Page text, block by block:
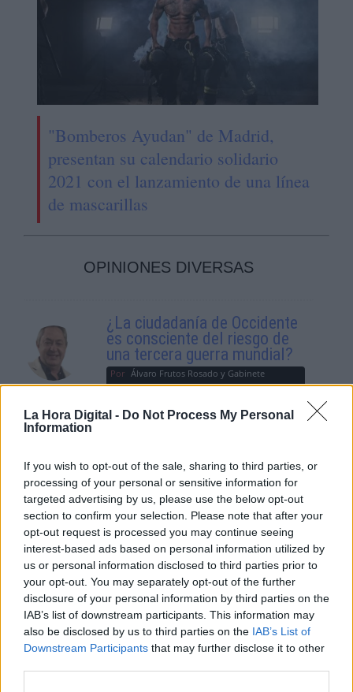
La Hora Digital - Do Not Process My Personal
Information
If you wish to opt-out of the sale, sharing to third parties, or
processing of your personal or sensitive information for
targeted advertising by us, please use the below opt-out
section to confirm your selection. Please note that after your
opt-out request is processed you may continue seeing
interest-based ads based on personal information utilized by
us or personal information disclosed to third parties prior to
your opt-out. You may separately opt-out of the further
disclosure of your personal information by third parties on the
IAB’s list of downstream participants. This information may
also be disclosed by us to third parties on the IAB’s List of
Downstream Participants that may further disclose it to other
"Bomberos Ayudan" de Madrid,
presentan su calendario solidario
2021 con el lanzamiento de una línea
de mascarillas
OPINIONES DIVERSAS
¿La ciudadanía de Occidente
es consciente del riesgo de
una tercera guerra mundial?
Por Álvaro Frutos Rosado y Gabinete
Geopolítica de Crisis
Suelta y confía
Votantes y votados
Por Juan Manuel Beltrán
El Conflicto de Oriente Medio:
Un Nuevo Orden Autoritario
en Construcción
Por
Álvaro Frutos Rosado y Gabinete
Geopolítica de Crisis
Reconquista leonesa